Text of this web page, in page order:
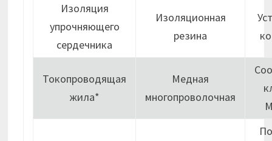
Изоляция
упрочняющего
сердечника
Изоляционная
резина
Токопроводящая
жила*
Медная
многопроволочная